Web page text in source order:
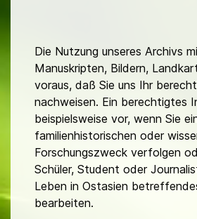
Die Nutzung unseres Archivs
Manuskripten, Bildern,
voraus, daß Sie uns Ihr
nachweisen. Ein berechtigtes
beispielsweise vor, wenn Sie
familienhistorischen oder
Forschungszweck verfolgen
Schüler, Student oder
Leben in Ostasien
bearbeiten.